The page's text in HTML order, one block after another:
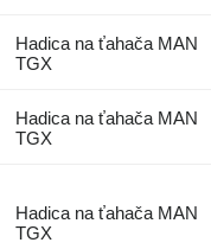
Hadica na ťahača MAN
TGX
Hadica na ťahača MAN
TGX
Hadica na ťahača MAN
TGX